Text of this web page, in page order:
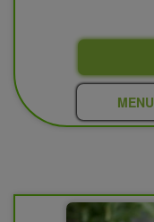
MENU